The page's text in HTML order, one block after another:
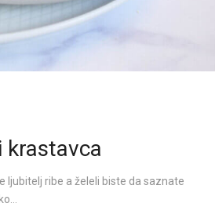
krastavca
ljubitelj ribe a želeli biste da saznate